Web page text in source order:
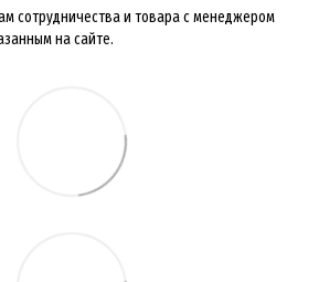
сотрудничества и товара с менеджером
на сайте.